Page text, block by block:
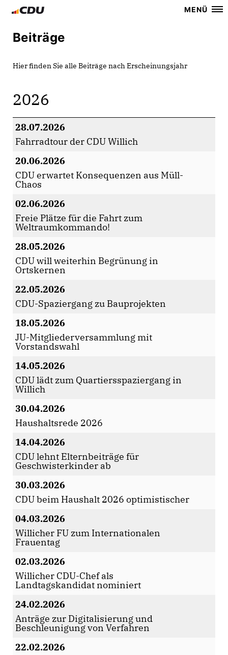
MENÜ
Beiträge
Hier finden Sie alle Beiträge nach Erscheinungsjahr
2026
28.07.2026
Fahrradtour der CDU Willich
20.06.2026
CDU erwartet Konsequenzen aus Müll-
Chaos
02.06.2026
Freie Plätze für die Fahrt zum
Weltraumkommando!
28.05.2026
CDU will weiterhin Begrünung in
Ortskernen
22.05.2026
CDU-Spaziergang zu Bauprojekten
18.05.2026
JU-Mitgliederversammlung mit
Vorstandswahl
14.05.2026
CDU lädt zum Quartiersspaziergang in
Willich
30.04.2026
Haushaltsrede 2026
14.04.2026
CDU lehnt Elternbeiträge für
Geschwisterkinder ab
30.03.2026
CDU beim Haushalt 2026 optimistischer
04.03.2026
Willicher FU zum Internationalen
Frauentag
02.03.2026
Willicher CDU-Chef als
Landtagskandidat nominiert
24.02.2026
Anträge zur Digitalisierung und
Beschleunigung von Verfahren
22.02.2026